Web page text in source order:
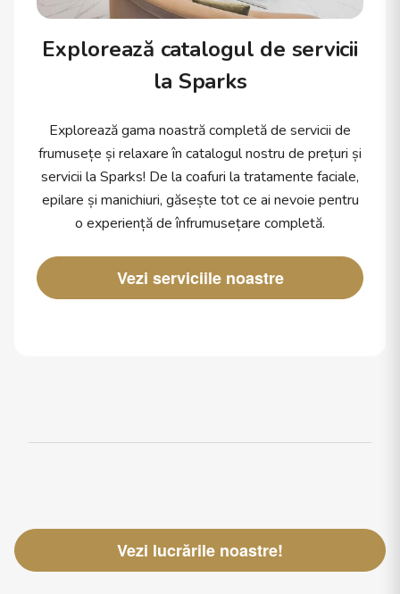
Explorează catalogul de servicii
la Sparks
Explorează gama noastră completă de servicii de
frumusețe și relaxare în catalogul nostru de prețuri și
servicii la Sparks! De la coafuri la tratamente faciale,
epilare și manichiuri, găsește tot ce ai nevoie pentru
o experiență de înfrumusețare completă.
Vezi serviciile noastre
Vezi lucrările noastre!